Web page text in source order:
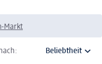
Markt